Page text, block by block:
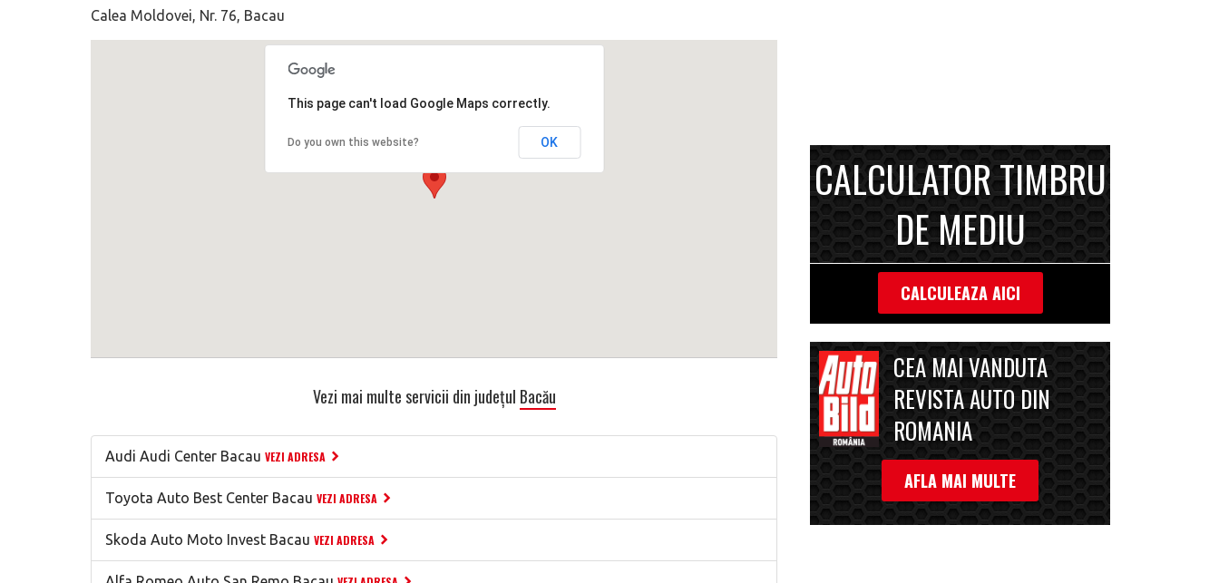
Calea Moldovei, Nr. 76, Bacau
This page can't load Google Maps correctly.
Do you own this website? OK
Vezi mai multe servicii din județul Bacău
Audi Audi Center Bacau VEZI ADRESA
Toyota Auto Best Center Bacau VEZI ADRESA
Skoda Auto Moto Invest Bacau VEZI ADRESA
CALCULATOR TIMBRU
DE MEDIU
CALCULEAZA AICI
CEA MAI VANDUTA
REVISTA AUTO DIN
ROMANIA
AFLA MAI MULTE